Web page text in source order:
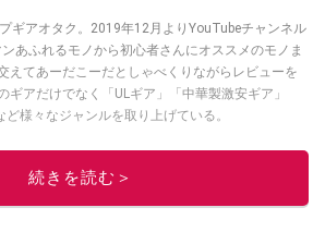
ギアオタク。2019年12月よりYouTubeチャンネル
ンあふれるモノから初心者さんにオススメのモノま
えてあーだこーだとしゃべくりながらレビューを
ギアだけでなく「ULギア」「中華製激安ギア」
ど様々なジャンルを取り上げている。
このイチオシストの他の記事を読む
続きを読む＞